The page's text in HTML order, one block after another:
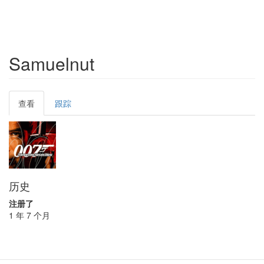
Samuelnut
Primary
tabs
查看 (active
tab)
跟踪
历史
注册了
1 年 7 个月